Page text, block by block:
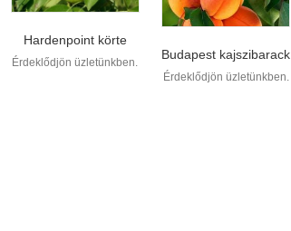
Hardenpoint körte
Érdeklődjön üzletünkben.
Budapest kajszibarack
Érdeklődjön üzletünkben.